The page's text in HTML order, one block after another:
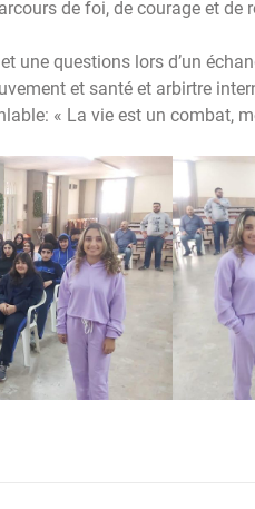
de foi, de courage et de
une questions lors d’un
et santé et arbirtre
« La vie est un combat,